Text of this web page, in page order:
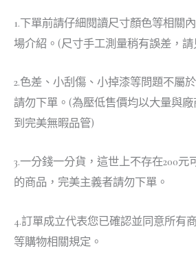
1.下單前請仔細閱讀尺寸顏色等相關
場介紹。(尺寸手工測量稍有誤差，請
2.色差、小刮傷、小掉漆等問題不屬
請勿下單。(為壓低售價均以大量與
到完美無暇品管)
3.一分錢一分貨，這世上不存在200元
的商品，完美主義者請勿下單。
4.訂單成立代表您已確認並同意所有
等購物相關規定。